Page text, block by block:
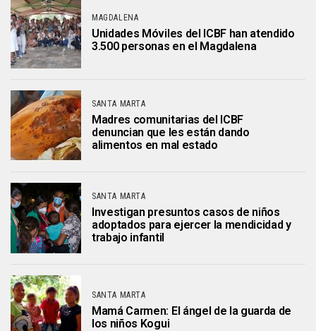
MAGDALENA
Unidades Móviles del ICBF han atendido
3.500 personas en el Magdalena
SANTA MARTA
Madres comunitarias del ICBF
denuncian que les están dando
alimentos en mal estado
SANTA MARTA
Investigan presuntos casos de niños
adoptados para ejercer la mendicidad y
trabajo infantil
SANTA MARTA
Mamá Carmen: El ángel de la guarda de
los niños Kogui